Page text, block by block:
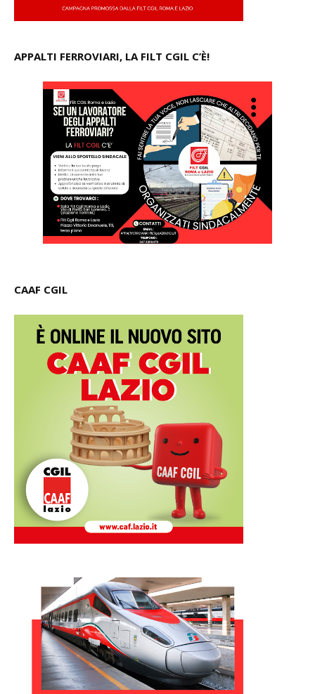
APPALTI FERROVIARI, LA FILT CGIL C’È!
CAAF CGIL